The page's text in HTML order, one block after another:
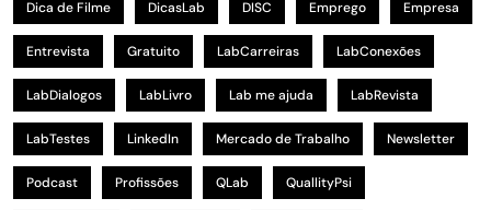
Dica de Filme DicasLab DISC Emprego Empresa
Entrevista Gratuito LabCarreiras LabConexões
LabDialogos LabLivro Lab me ajuda LabRevista
LabTestes LinkedIn Mercado de Trabalho Newsletter
Podcast Profissões QLab QuallityPsi